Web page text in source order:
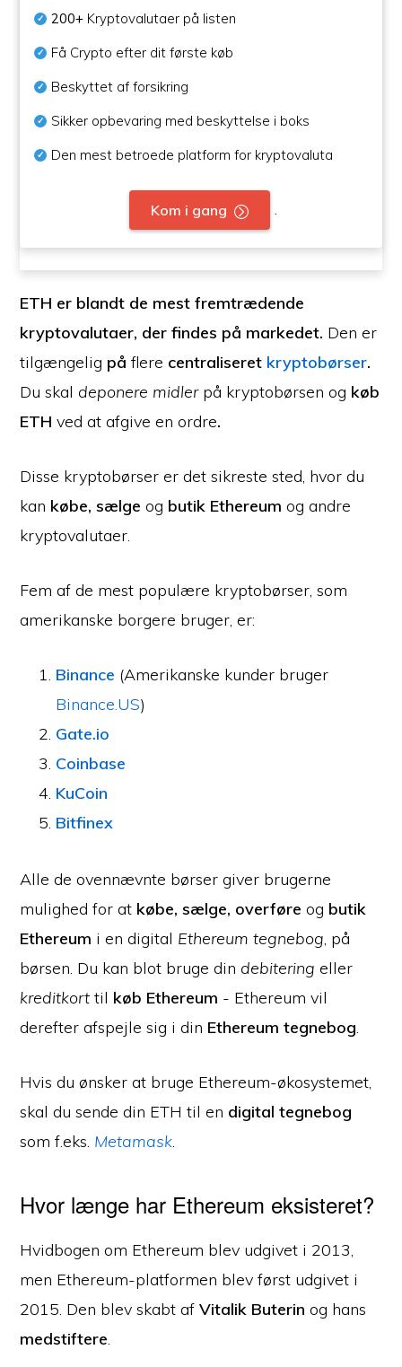
200+ Kryptovalutaer på listen
Få Crypto efter dit første køb
Beskyttet af forsikring
Sikker opbevaring med beskyttelse i boks
Den mest betroede platform for kryptovaluta
Kom i gang
ETH er blandt de mest fremtrædende
kryptovalutaer, der findes på markedet. Den er
tilgængelig på flere centraliseret kryptobørser.
Du skal deponere midlerpå kryptobørsen og køb
ETH ved at afgive en ordre.
Disse kryptobørser er det sikreste sted, hvor du
kan købe, sælge og butik Ethereumog andre
kryptovalutaer.
Fem af de mest populære kryptobørser, som
amerikanske borgere bruger, er:
Binance (Amerikanske kunder bruger
Binance.US)
Gate.io
Coinbase
KuCoin
Bitfinex
Alle de ovennævnte børser giver brugerne
mulighed for at købe, sælge, overføre og butik
Ethereum i en digital Ethereum tegnebog, på
børsen. Du kan blot bruge din debitering eller
kreditkort til køb Ethereum - Ethereum vil
derefter afspejle sig i din Ethereum tegnebog.
Hvis du ønsker at bruge Ethereum-økosystemet,
skal du sende din ETH til en digital tegnebog
som f.eks. Metamask.
Hvor længe har Ethereum eksisteret?
Hvidbogen om Ethereum blev udgivet i 2013,
men Ethereum-platformen blev først udgivet i
2015. Den blev skabt afVitalik Buterin og hans
medstiftere.